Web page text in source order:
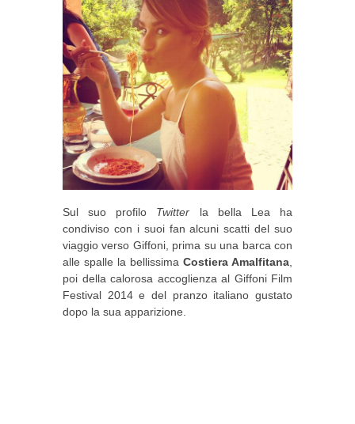
Sul suo profilo Twitter la bella Lea ha
condiviso con i suoi fan alcuni scatti del suo
viaggio verso Giffoni, prima su una barca con
alle spalle la bellissima Costiera Amalfitana
poi della calorosa accoglienza al Giffoni Film
Festival 2014 e del pranzo italiano gustato
dopo la sua apparizione.